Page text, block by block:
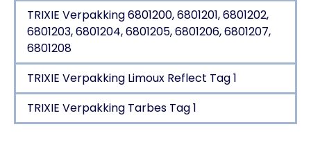
TRIXIE Verpakking 6801200, 6801201, 6801202,
6801203, 6801204, 6801205, 6801206, 6801207,
6801208
TRIXIE Verpakking Limoux Reflect Tag 1
TRIXIE Verpakking Tarbes Tag 1